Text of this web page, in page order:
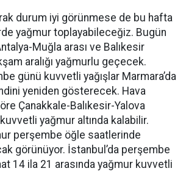
durum iyi görünmese de bu hafta
yağmur toplayabileceğiz. Bugün
Muğla arası ve Balıkesir
aralığı yağmurlu geçecek.
günü kuvvetli yağışlar Marmara’da
yeniden gösterecek. Hava
Çanakkale-Balıkesir-Yalova
yağmur altında kalabilir.
perşembe öğle saatlerinde
görünüyor. İstanbul’da perşembe
14 ila 21 arasında yağmur kuvvetli